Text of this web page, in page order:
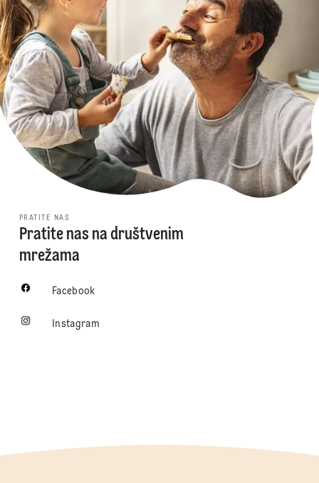
PRATITE NAS
Pratite nas na društvenim
mrežama
Facebook
Instagram